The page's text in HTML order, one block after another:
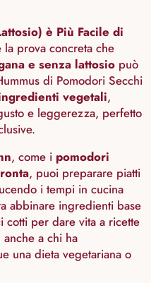
è Più Facile di
la prova concreta che
e senza lattosio può
di Pomodori Secchi
vegetali,
e leggerezza, perfetto
, come i pomodori
, puoi preparare piatti
i tempi in cucina
abbinare ingredienti base
per dare vita a ricette
a chi ha
una dieta vegetariana o